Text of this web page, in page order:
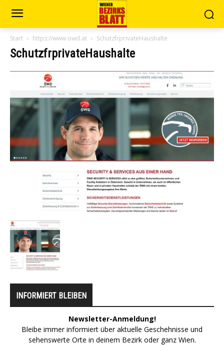
Start https://www.owd.at SchutzfrprivateHaushalte
SchutzfrprivateHaushalte
INFORMIERT BLEIBEN
Newsletter-Anmeldung!
Bleibe immer informiert über aktuelle Geschehnisse und
sehenswerte Orte in deinem Bezirk oder ganz Wien.